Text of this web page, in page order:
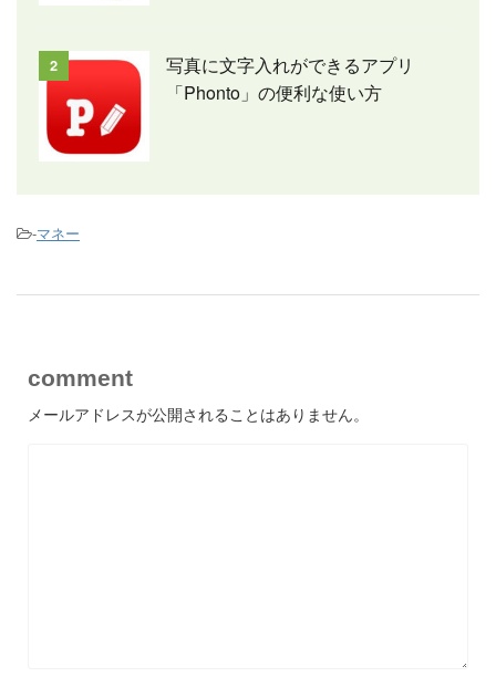
2
写真に文字入れができるアプリ
「Phonto」の便利な使い方
-マネー
comment
メールアドレスが公開されることはありません。